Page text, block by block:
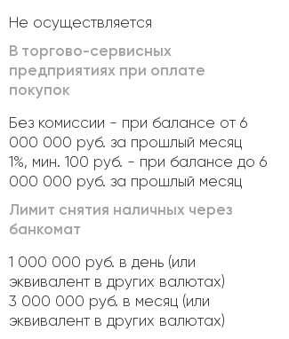
Не осуществляется
В торгово-сервисных
предприятиях при оплате
покупок
Без комиссии - при балансе от 6
000 000 руб. за прошлый месяц
1%, мин. 100 руб. - при балансе до 6
000 000 руб. за прошлый месяц
Лимит снятия наличных через
банкомат
1 000 000 руб. в день (или
эквивалент в других валютах)
3 000 000 руб. в месяц (или
эквивалент в других валютах)